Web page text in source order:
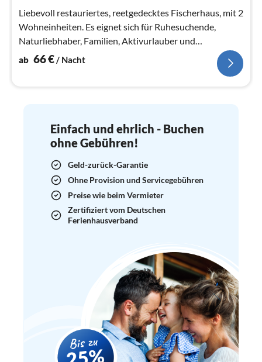
Liebevoll restauriertes, reetgedecktes Fischerhaus, mit 2
Wohneinheiten. Es eignet sich für Ruhesuchende,
Naturliebhaber, Familien, Aktivurlauber und
Individualisten.
ab 66€/ Nacht
Einfach und ehrlich - Buchen
ohne Gebühren!
Geld-zurück-Garantie
Ohne Provision und Servicegebühren
Preise wie beim Vermieter
Zertifiziert vom Deutschen
Ferienhausverband